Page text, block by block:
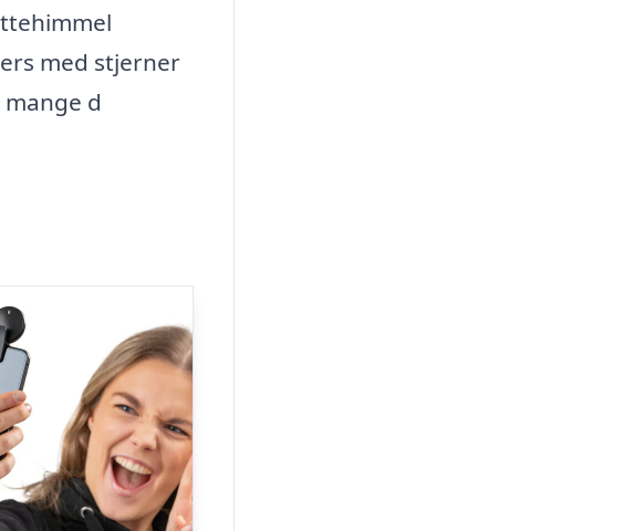
med stjerner
d